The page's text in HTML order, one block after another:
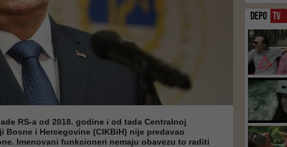
RS-a od 2018. godine i od tada Centralnoj
Bosne i Hercegovine (CIKBiH) nije predavao
Imenovani funkcioneri nemaju obavezu to raditi
DEPO TV